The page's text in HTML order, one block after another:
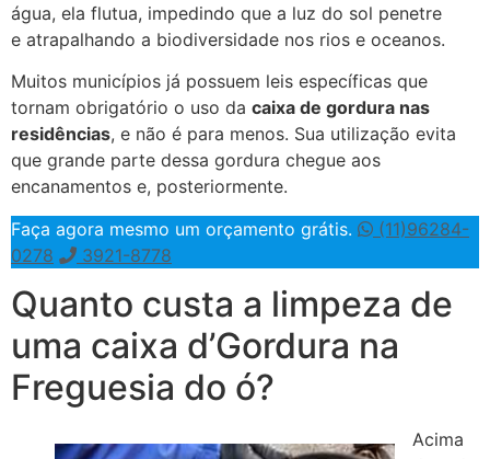
água, ela flutua, impedindo que a luz do sol penetre
e atrapalhando a biodiversidade nos rios e oceanos.
Muitos municípios já possuem leis específicas que
tornam obrigatório o uso da caixa de gordura nas
residências, e não é para menos. Sua utilização evita
que grande parte dessa gordura chegue aos
encanamentos e, posteriormente.
Faça agora mesmo um orçamento grátis.
(11)96284-
0278
3921-8778
Quanto custa a limpeza de
uma caixa d’Gordura na
Freguesia do ó?
Acima